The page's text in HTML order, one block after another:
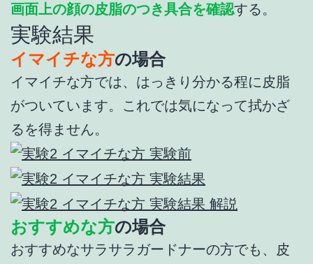
画面上の顔の皮脂のつき具合を確認する。
実験結果
イマイチな方の場合
イマイチな方では、はっきり分かる程に皮脂
がついています。これでは気になって拭かざ
るを得ません。
おすすめな方の場合
おすすめなサラサラガードナーの方でも、皮